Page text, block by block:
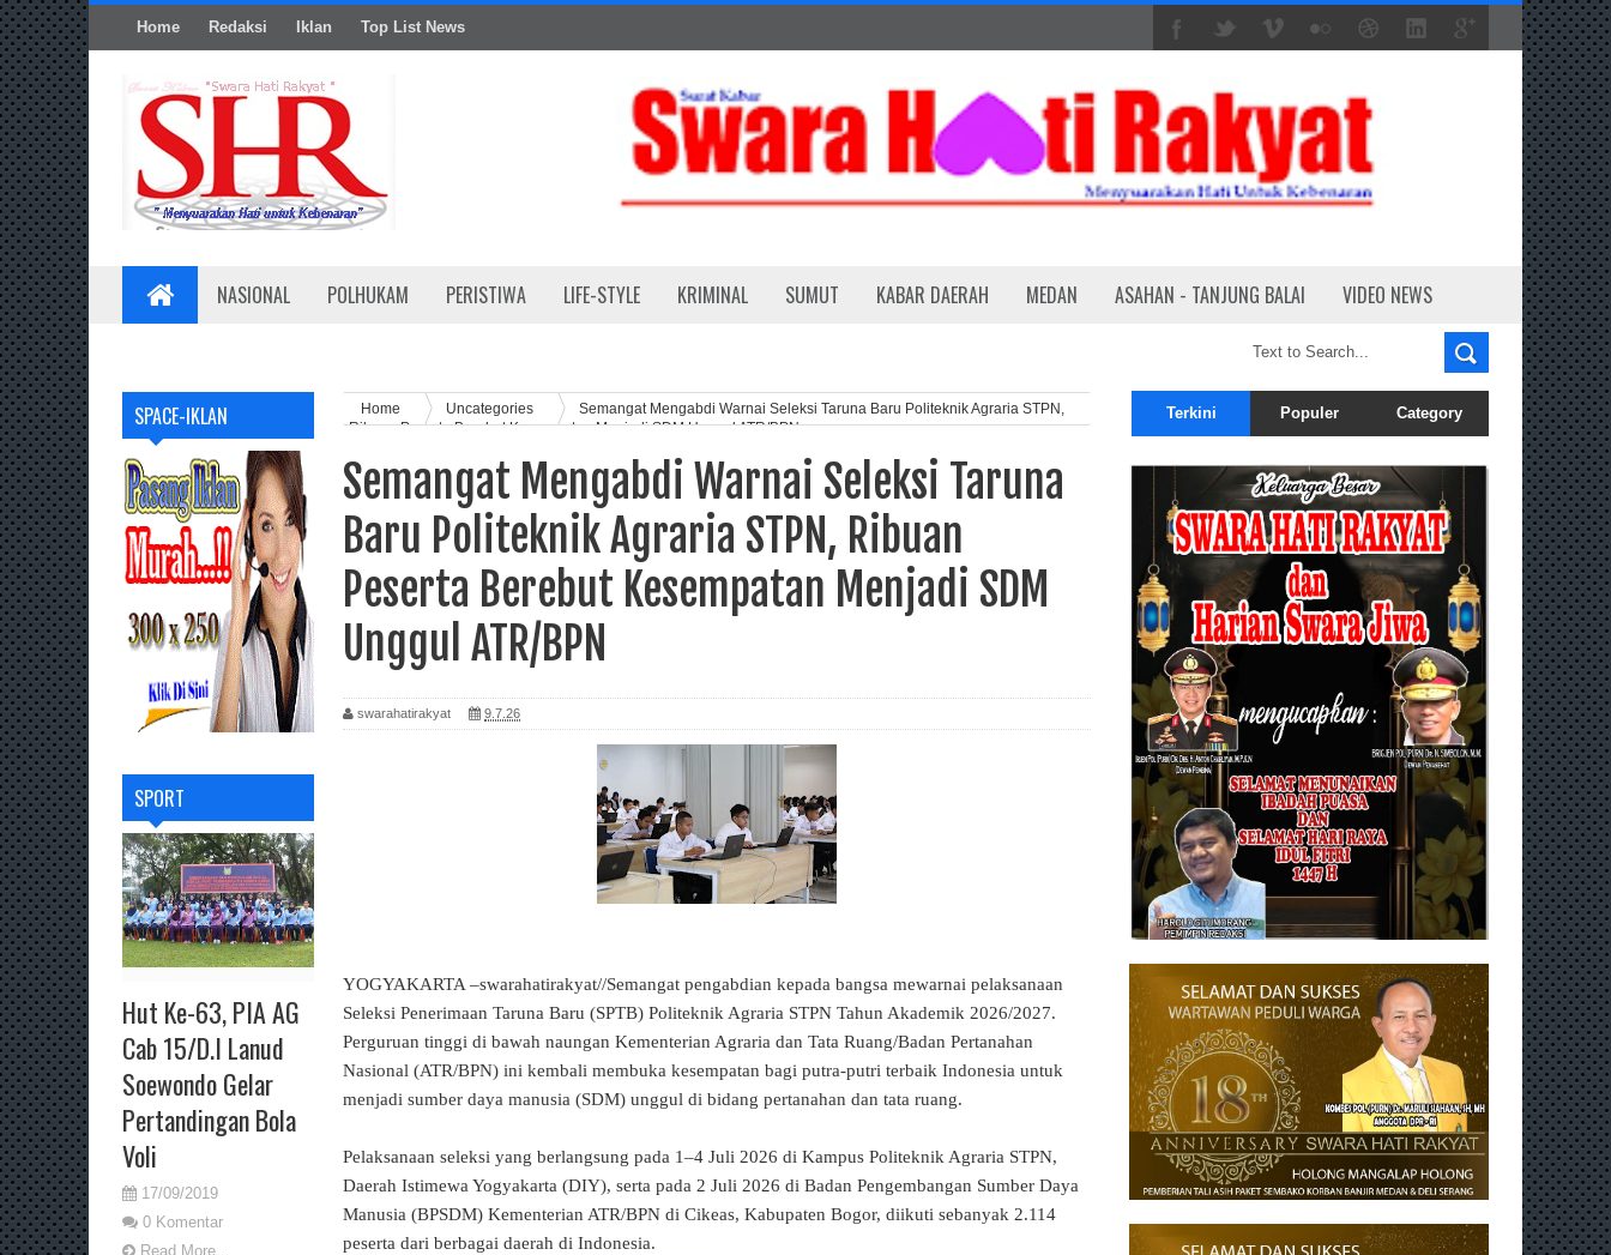
Home Redaksi Iklan Top List News
NASIONAL POLHUKAM PERISTIWA LIFE-STYLE KRIMINAL SUMUT KABAR DAERAH MEDAN ASAHAN - TANJUNG BALAI VIDEO NEWS
SPACE-IKLAN
SPORT
Hut Ke-63, PIA AG
Cab 15/D.I Lanud
Soewondo Gelar
Pertandingan Bola
Voli
17/09/2019
0 Komentar
Read More...
Home Uncategories
Semangat Mengabdi Warnai Seleksi Taruna Baru Politeknik Agraria STPN,
Ribuan Peserta Berebut Kesempatan Menjadi SDM Unggul ATR/BPN
Semangat Mengabdi Warnai Seleksi Taruna
Baru Politeknik Agraria STPN, Ribuan
Peserta Berebut Kesempatan Menjadi SDM
Unggul ATR/BPN
swarahatirakyat 9.7.26
YOGYAKARTA –swarahatirakyat//Semangat pengabdian kepada bangsa mewarnai pelaksanaan
Seleksi Penerimaan Taruna Baru (SPTB) Politeknik Agraria STPN Tahun Akademik 2026/2027.
Perguruan tinggi di bawah naungan Kementerian Agraria dan Tata Ruang/Badan Pertanahan
Nasional (ATR/BPN) ini kembali membuka kesempatan bagi putra-putri terbaik Indonesia untuk
menjadi sumber daya manusia (SDM) unggul di bidang pertanahan dan tata ruang.
Pelaksanaan seleksi yang berlangsung pada 1–4 Juli 2026 di Kampus Politeknik Agraria STPN,
Daerah Istimewa Yogyakarta (DIY), serta pada 2 Juli 2026 di Badan Pengembangan Sumber Daya
Manusia (BPSDM) Kementerian ATR/BPN di Cikeas, Kabupaten Bogor, diikuti sebanyak 2.114
peserta dari berbagai daerah di Indonesia.
Terkini Populer Category